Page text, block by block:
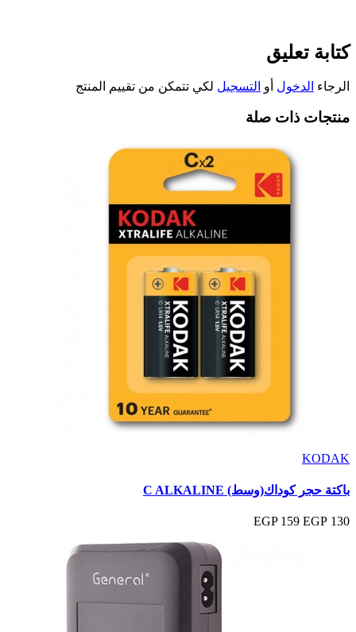
كتابة تعليق
الرجاء الدخول أو التسجيل لكي تتمكن من تقييم المنتج
منتجات ذات صلة
KODAK
باكتة حجر كوداك(وسط) C ALKALINE
130 EGP
159 EGP